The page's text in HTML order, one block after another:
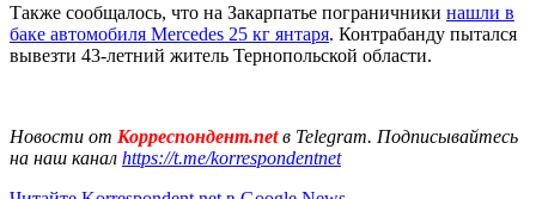
Также сообщалось, что на Закарпатье пограничники нашли в
баке автомобиля Mercedes 25 кг янтаря. Контрабанду пытался
вывезти 43-летний житель Тернопольской области.
Новости от Корреспондент.netв Telegram. Подписывайтесь
на наш канал https://t.me/korrespondentnet